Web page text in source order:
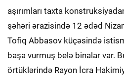
aşırımları taxta
şəhəri ərazisində 12 ədəd
Tofiq Abbasov küçəsində
başa vurmuş belə binalar var.
örtüklərində Rayon İcra